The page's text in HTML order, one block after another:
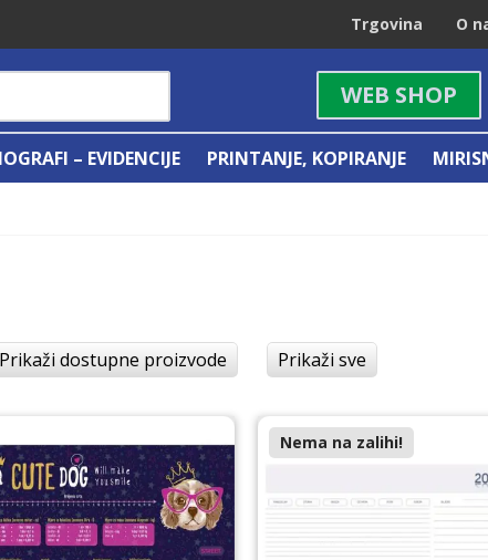
Trgovina O
WEB SHOP
– EVIDENCIJE PRINTANJE, KOPIRANJE
Prikaži dostupne proizvode Prikaži sve
Nema na zalihi!